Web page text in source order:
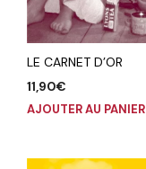
LE CARNET D’OR
11,90€
AJOUTER AU PANIER